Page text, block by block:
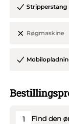
Stripperstang
Røgmaskine
1
Find den